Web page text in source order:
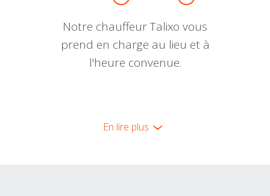
Notre chauffeur Talixo vous
prend en charge au lieu et à
l'heure convenue.
En lire plus